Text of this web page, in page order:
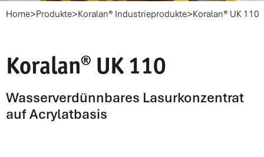
Home>Produkte>Koralan® Industrieprodukte>Koralan® UK 110
Koralan® UK 110
Wasserverdünnbares Lasurkonzentrat
auf Acrylatbasis